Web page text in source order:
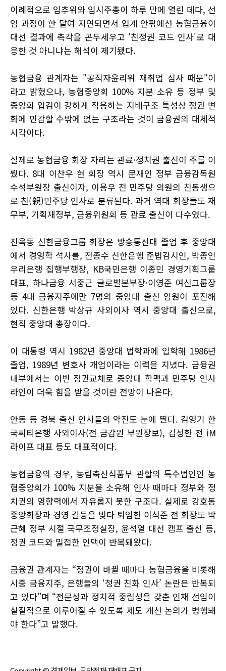
이례적으로 임추위와 임시주총이 하루 만에 열린 데다, 선
임 과정이 한 달여 지연되면서 업계 안팎에선 농협금융이
대선 결과에 촉각을 곤두세우고 '친정권 코드 인사'로 대
응한 것 아니냐는 해석이 제기됐다.
농협금융 관계자는 "공직자윤리위 재취업 심사 때문"이
라고 밝혔으나, 농협중앙회 100% 지분 소유 등 정부 및
중앙회 입김이 강하게 작용하는 지배구조 특성상 정권 변
화에 민감할 수밖에 없는 구조라는 것이 금융권의 대체적
시각이다.
실제로 농협금융 회장 자리는 관료·정치권 출신이 주를 이
뤘다. 8대 이찬우 현 회장 역시 문재인 정부 금융감독원
수석부원장 출신이자, 이용우 전 민주당 의원의 친동생으
로 친(親)민주당 인사로 분류된다. 과거 역대 회장들도 재
무부, 기획재정부, 금융위원회 등 관료 출신이 다수였다.
진옥동 신한금융그룹 회장은 방송통신대 졸업 후 중앙대
에서 경영학 석사를, 전종수 신한은행 준법감시인, 박종인
우리은행 집행부행장, KB국민은행 이종민 경영기획그룹
대표, 하나금융 서중근 글로벌본부장·이영준 여신그룹장
등 4대 금융지주에만 7명의 중앙대 출신 임원이 포진해
있다. 신한은행 박상규 사외이사 역시 중앙대 출신으로,
현직 중앙대 총장이다.
이 대통령 역시 1982년 중앙대 법학과에 입학해 1986년
졸업, 1989년 변호사 개업이라는 이력을 지녔다. 금융권
내부에서는 이번 정권교체로 중앙대 학맥과 민주당 인사
라인이 더욱 힘을 받을 것이란 전망이 나온다.
안동 등 경북 출신 인사들의 약진도 눈에 띈다. 김영기 한
국씨티은행 사외이사(전 금감원 부원장보), 김성한 전 iM
라이프 대표 등도 대표적이다.
농협금융의 경우, 농림축산식품부 관할의 특수법인인 농
협중앙회가 100% 지분을 소유해 인사 때마다 정부와 정
치권의 영향력에서 자유롭지 못한 구조다. 실제로 강호동
중앙회장과 경영 갈등을 빚다 퇴임한 이석준 전 회장도 박
근혜 정부 시절 국무조정실장, 윤석열 대선 캠프 출신 등,
정권 코드와 밀접한 인맥이 반복돼왔다.
금융권 관계자는 “정권이 바뀔 때마다 농협금융을 비롯해
시중 금융지주, 은행들의 ‘정권 친화 인사’ 논란은 반복되
고 있다”며 “전문성과 정치적 중립성을 갖춘 인재 선임이
실질적으로 이루어질 수 있도록 제도 개선 논의가 병행돼
야 한다”고 말했다.